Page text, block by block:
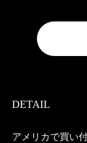
DETAIL
アメリカで買い